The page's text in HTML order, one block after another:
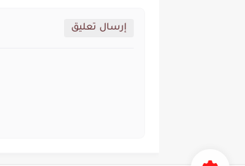
إرسال تعليق